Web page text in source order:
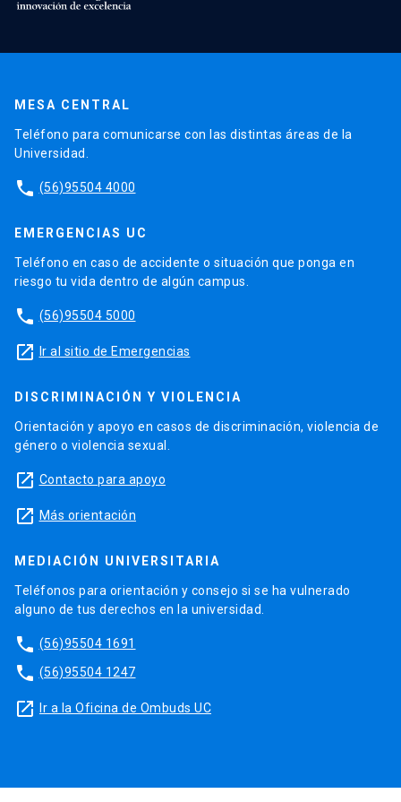
MESA CENTRAL
Teléfono para comunicarse con las distintas áreas de la
Universidad.
phone (56)95504 4000
EMERGENCIAS UC
Teléfono en caso de accidente o situación que ponga en
riesgo tu vida dentro de algún campus.
phone (56)95504 5000
launch Ir al sitio de Emergencias
DISCRIMINACIÓN Y VIOLENCIA
Orientación y apoyo en casos de discriminación, violencia de
género o violencia sexual.
launch Contacto para apoyo
launch Más orientación
MEDIACIÓN UNIVERSITARIA
Teléfonos para orientación y consejo si se ha vulnerado
alguno de tus derechos en la universidad.
phone (56)95504 1691
phone (56)95504 1247
launch Ir a la Oficina de Ombuds UC